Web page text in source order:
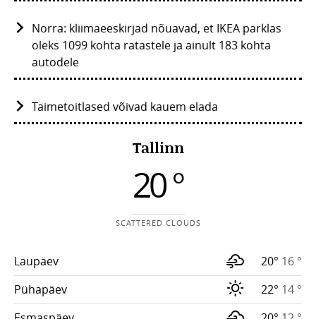
Norra: kliimaeeskirjad nõuavad, et IKEA parklas
oleks 1099 kohta ratastele ja ainult 183 kohta
autodele
Taimetoitlased võivad kauem elada
Tallinn
20 °
SCATTERED CLOUDS
Laupäev 20° 16 °
Pühapäev
22° 14 °